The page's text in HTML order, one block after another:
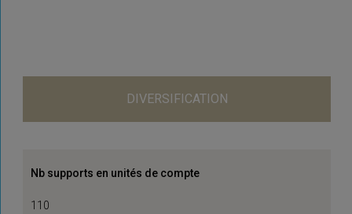
DIVERSIFICATION
Nb supports en unités de compte
110